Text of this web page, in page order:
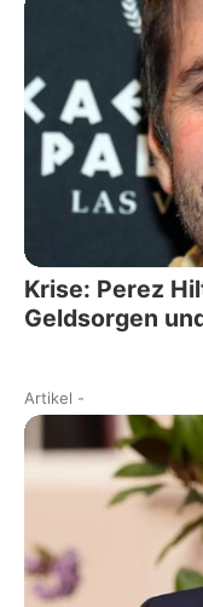
Krise: Perez
Geldsorgen
Artikel -